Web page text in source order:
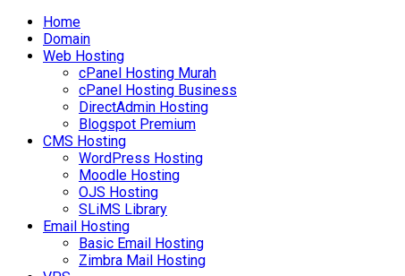
Home
Domain
Web Hosting
cPanel Hosting Murah
cPanel Hosting Business
DirectAdmin Hosting
Blogspot Premium
CMS Hosting
WordPress Hosting
Moodle Hosting
OJS Hosting
SLiMS Library
Email Hosting
Basic Email Hosting
Zimbra Mail Hosting